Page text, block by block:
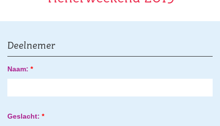
Deelnemer
Naam: *
Geslacht: *